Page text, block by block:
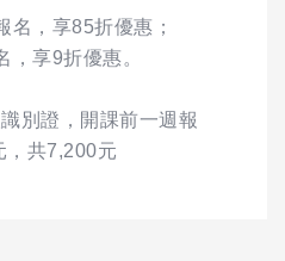
名，享85折優惠；
，享9折優惠。
別證，開課前一週報
，共7,200元